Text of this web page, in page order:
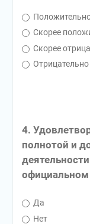
Скорее
Скорее
Отрицательно
4.
полнотой и
официальном
Да
Нет